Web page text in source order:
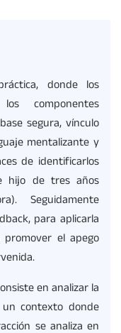
donde los
componentes
segura, vínculo
mentalizante y
de identificarlos
hijo de tres años
Seguidamente
para aplicarla
el apego
en analizar la
contexto donde
se analiza en